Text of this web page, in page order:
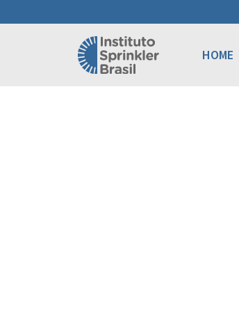
HOME